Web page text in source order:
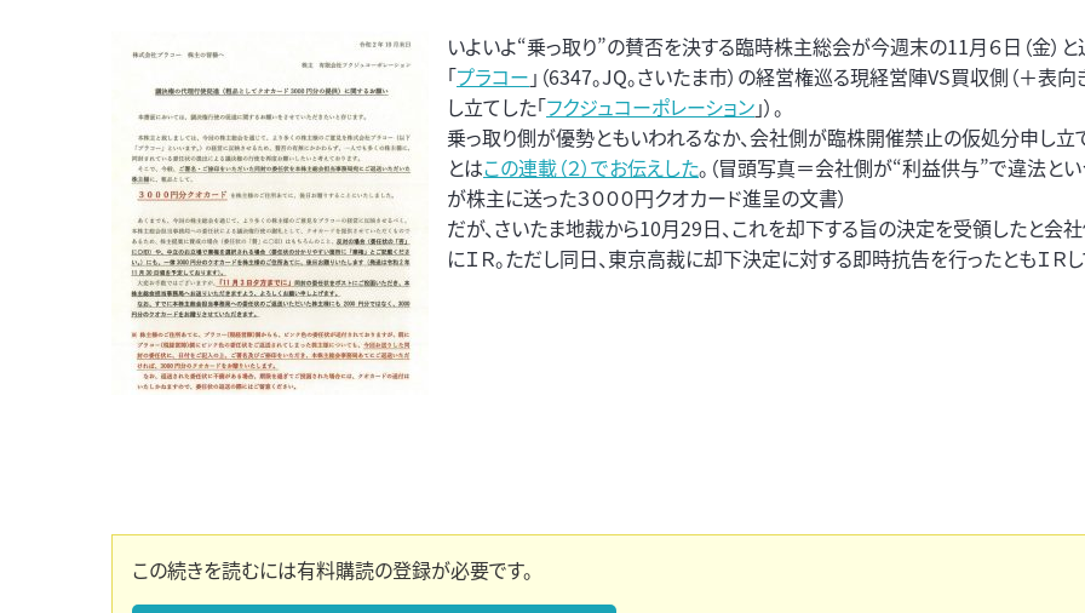
いよいよ“乗っ取り”の賛否を決する臨時株主総会が今週末の11月６日（金）と
「プラコー 」（6347。JQ。さいたま市）の経営権巡る現経営陣VS買収側（＋表
し立てした「フクジュコーポレーション」）。
乗っ取り側が優勢ともいわれるなか、会社側が臨株開催禁止の仮処分申し立
とはこの連載（２）でお伝えした。（冒頭写真＝会社側が“利益供与”で違法とい
が株主に送った３０００円クオカード進呈の文書）
だが、さいたま地裁から10月29日、これを却下する旨の決定を受領したと会
にＩＲ。ただし同日、東京高裁に却下決定に対する即時抗告を行ったともＩＲし
この続きを読むには有料購読の登録が必要です。